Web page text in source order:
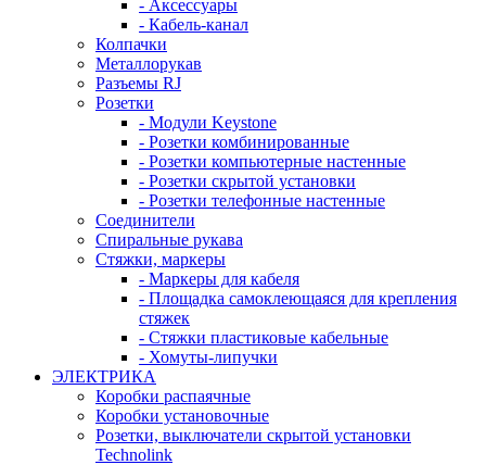
- Аксессуары
- Кабель-канал
Колпачки
Металлорукав
Разъемы RJ
Розетки
- Модули Keystone
- Розетки комбинированные
- Розетки компьютерные настенные
- Розетки скрытой установки
- Розетки телефонные настенные
Соединители
Спиральные рукава
Стяжки, маркеры
- Маркеры для кабеля
- Площадка самоклеющаяся для крепления
стяжек
- Стяжки пластиковые кабельные
- Хомуты-липучки
ЭЛЕКТРИКА
Коробки распаячные
Коробки установочные
Розетки, выключатели скрытой установки
Technolink